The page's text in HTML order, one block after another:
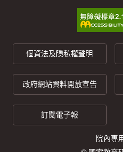
個資法及隱私權聲明
政府網站資料開放宣告
訂閱電子報
院內專